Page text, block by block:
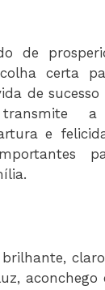
de
certa
de sucesso
a
e